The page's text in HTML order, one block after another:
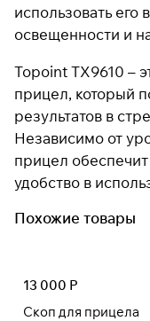
использовать его
освещенности и
Topoint TX9610 –
прицел, который
результатов в
Независимо от
прицел
удобство в
Похожие товары
13 000 Р
Скоп для прицела